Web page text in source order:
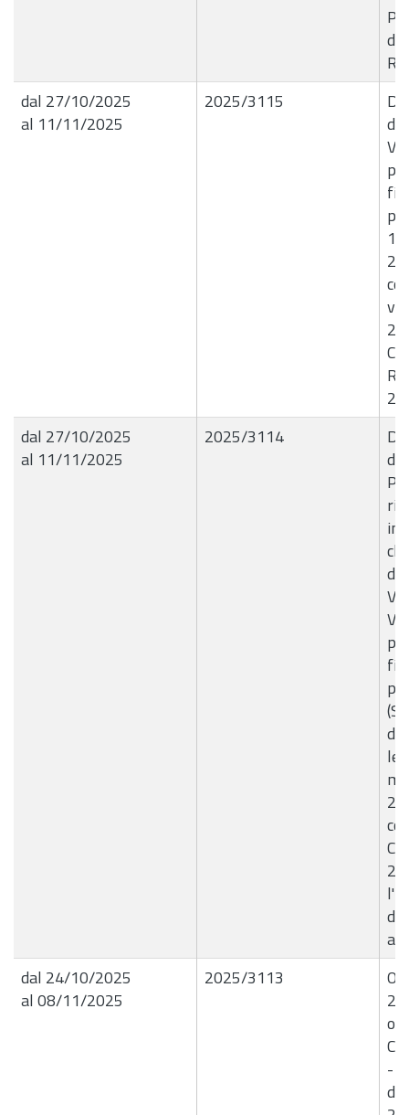
di
dal 27/10/2025
al 11/11/2025
2025/3115
dal 27/10/2025
al 11/11/2025
2025/3114
dal 24/10/2025
al 08/11/2025
2025/3113
-